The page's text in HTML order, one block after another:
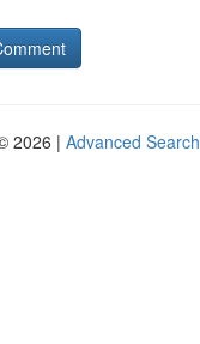
2026 | Advanced Search